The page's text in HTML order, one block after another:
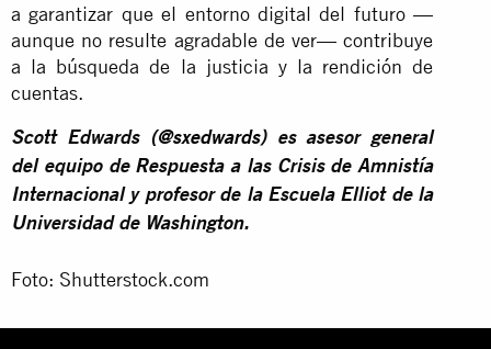
a garantizar que el entorno digital del futuro —
aunque no resulte agradable de ver— contribuye
a la búsqueda de la justicia y la rendición de
cuentas.
Scott Edwards (@sxedwards) es asesor general
del equipo de Respuesta a las Crisis de Amnistía
Internacional y profesor de la Escuela Elliot de la
Universidad de Washington.
Foto: Shutterstock.com